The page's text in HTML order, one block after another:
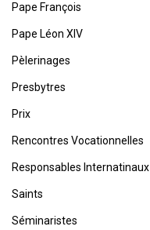
Pape François
Pape Léon XIV
Pèlerinages
Presbytres
Prix
Rencontres Vocationnelles
Responsables Internatinaux
Saints
Séminaristes